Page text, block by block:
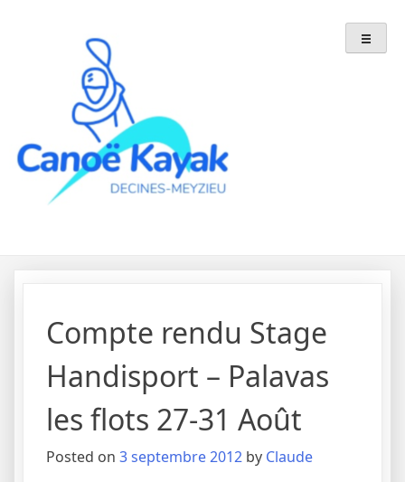
Compte rendu Stage
Handisport – Palavas
les flots 27-31 Août
Posted on 3 septembre 2012 by Claude